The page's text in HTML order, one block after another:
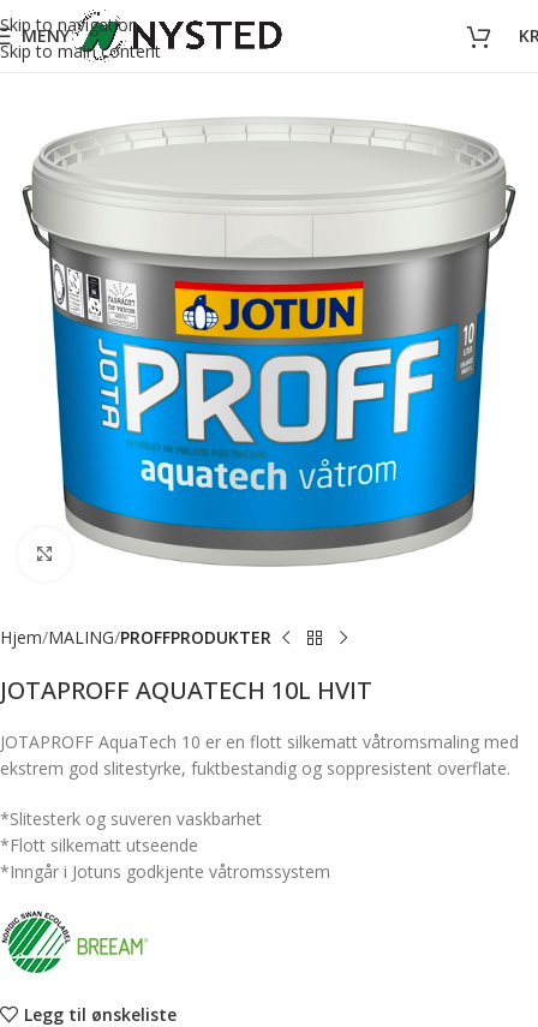
Skip to navigation
Skip to main content
MENY
Forstørr bilde
Hjem MALING PROFFPRODUKTER
JOTAPROFF AQUATECH 10L HVIT
JOTAPROFF AquaTech 10 er en flott silkematt våtromsmaling med
ekstrem god slitestyrke, fuktbestandig og soppresistent overflate.
*Slitesterk og suveren vaskbarhet
*Flott silkematt utseende
*Inngår i Jotuns godkjente våtromssystem
Legg til ønskeliste